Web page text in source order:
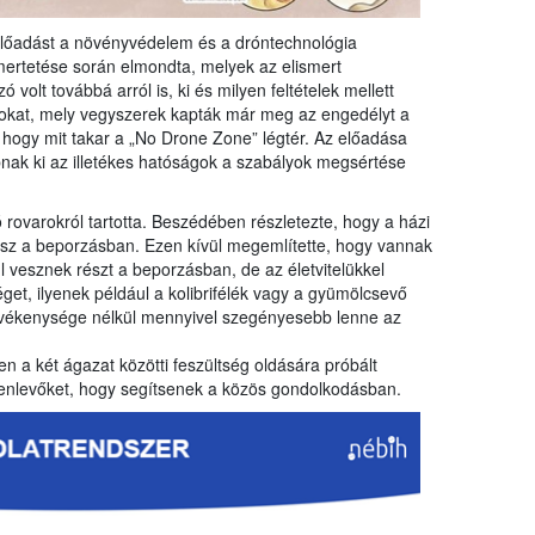
a növényvédelem és a dróntechnológia
során elmondta, melyek az elismert
volt továbbá arról is, ki és milyen feltételek mellett
mely vegyszerek kapták már meg az engedélyt a
mit takar a „No Drone Zone” légtér. Az előadása
ki az illetékes hatóságok a szabályok megsértése
tartotta. Beszédében részletezte, hogy a házi
a beporzásban. Ezen kívül megemlítette, hogy vannak
részt a beporzásban, de az életvitelükkel
ilyenek például a kolibrifélék vagy a gyümölcsevő
nélkül mennyivel szegényesebb lenne az
a két ágazat közötti feszültség oldására próbált
hogy segítsenek a közös gondolkodásban.